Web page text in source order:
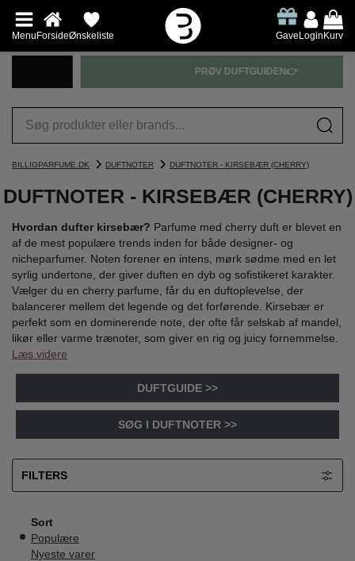
MenuForsideØnskeliste GaveLoginKurv
PRØV DUFTGUIDEN👉
BILLIGPARFUME.DK DUFTNOTER DUFTNOTER - KIRSEBÆR (CHERRY)
DUFTNOTER - KIRSEBÆR (CHERRY)
Hvordan dufter kirsebær? Parfume med cherry duft er blevet en
af de mest populære trends inden for både designer- og
nicheparfumer. Noten forener en intens, mørk sødme med en let
syrlig undertone, der giver duften en dyb og sofistikeret karakter.
Vælger du en cherry parfume, får du en duftoplevelse, der
balancerer mellem det legende og det forførende. Kirsebær er
perfekt som en dominerende note, der ofte får selskab af mandel,
likør eller varme trænoter, som giver en rig og juicy fornemmelse.
Læs videre
DUFTGUIDE >>
SØG I DUFTNOTER >>
FILTERS
Sort
Populære
Nyeste varer